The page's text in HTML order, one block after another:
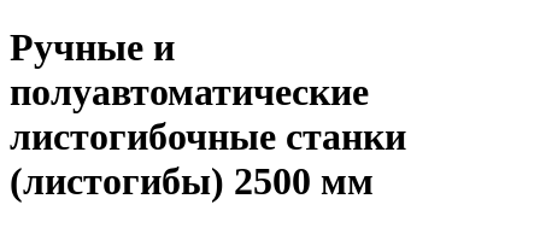
Ручные и
полуавтоматические
листогибочные станки
(листогибы) 2500 мм